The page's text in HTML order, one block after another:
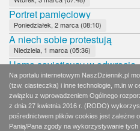
Portret pamięciowy
Poniedziałek, 2 marca (08:10)
A niech sobie protestują
Niedziela, 1 marca (05:36)
Homo sovieticusy w odwrocie
Niedziela, 1 marca (08:17)
Mąż lepszy od żony, a żona
Sobota, 29 lutego (06:35)
Nowi patroni krakowskich
Sobota, 29 lutego (11:47)
Na portalu internetowym NaszDziennik.pl
(tzw. ciasteczka) i inne technologie, m.in w
związku z wprowadzeniem Ogólnego
z dnia 27 kwietnia 2016 r. (RODO)
pośrednictwem plików cookies jest zależne
Panią/Pana zgody na wykorzystywanie